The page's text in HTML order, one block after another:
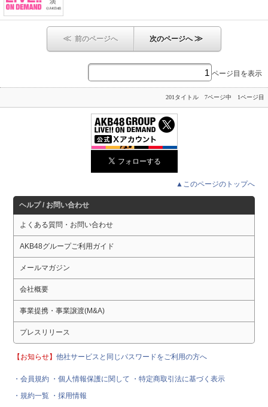
≪ 前のページへ 次のページへ≫
ページ目を表示
201タイトル 7ページ中 1ページ目
▲このページのトップへ
ヘルプ / お問い合わせ
よくある質問・お問い合わせ
AKB48グループご利用ガイド
メールマガジン
会社概要
事業提携・事業譲渡(M&A)
プレスリリース
【お知らせ】他社サービスと同じパスワードをご利用の方へ
・会員規約 ・個人情報保護に関して
・特定商取引法に基づく表示
・規約一覧 ・採用情報